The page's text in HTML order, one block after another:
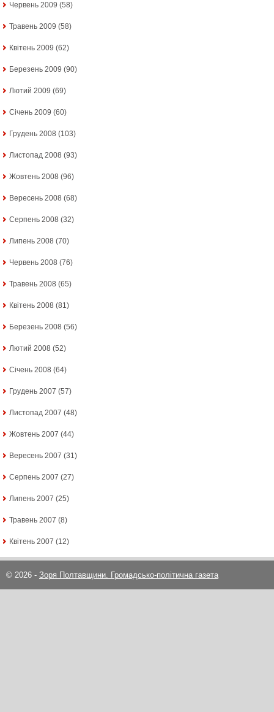
Червень 2009 (58)
Травень 2009 (58)
Квітень 2009 (62)
Березень 2009 (90)
Лютий 2009 (69)
Січень 2009 (60)
Грудень 2008 (103)
Листопад 2008 (93)
Жовтень 2008 (96)
Вересень 2008 (68)
Серпень 2008 (32)
Липень 2008 (70)
Червень 2008 (76)
Травень 2008 (65)
Квітень 2008 (81)
Березень 2008 (56)
Лютий 2008 (52)
Січень 2008 (64)
Грудень 2007 (57)
Листопад 2007 (48)
Жовтень 2007 (44)
Вересень 2007 (31)
Серпень 2007 (27)
Липень 2007 (25)
Травень 2007 (8)
Квітень 2007 (12)
© 2026 - Зоря Полтавщини. Громадсько-політична газета